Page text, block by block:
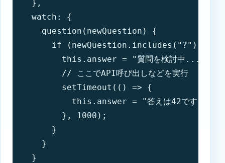
  },
  watch: {
    question(newQuestion) {
      if (newQuestion.includes("?")) {
        this.answer = "質問を検討中...";
        // ここでAPI呼び出しなどを実行
        setTimeout(() => {
          this.answer = "答えは42です";
        }, 1000);
      }
    }
  }